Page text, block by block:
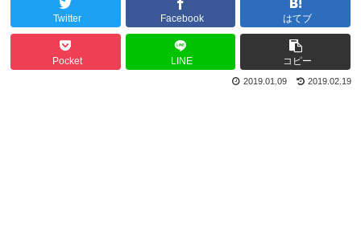
Twitter Facebook はてブ
Pocket LINE コピー
2019.02.19
2019.01.09